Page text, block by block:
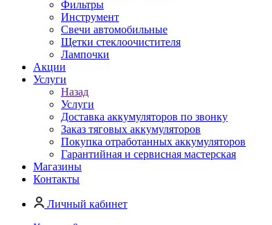
Фильтры
Инструмент
Свечи автомобильные
Щетки стеклоочистителя
Лампочки
Акции
Услуги
Назад
Услуги
Доставка аккумуляторов по звонку
Заказ тяговых аккумуляторов
Покупка отработанных аккумуляторов
Гарантийная и сервисная мастерская
Магазины
Контакты
Личный кабинет